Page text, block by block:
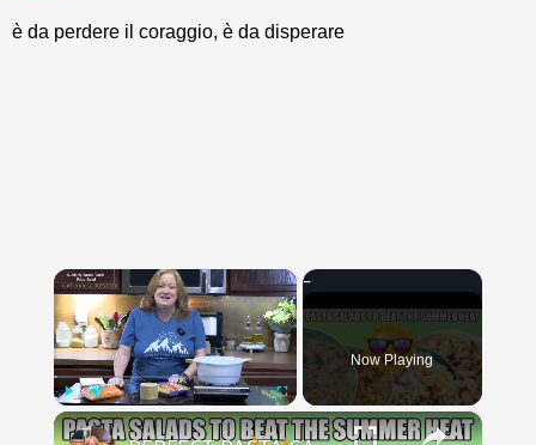
è da perdere il coraggio, è da disperare
×
Play Unmute Fullscreen
Now Playing
×